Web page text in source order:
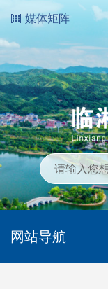
媒体矩阵
网站导航